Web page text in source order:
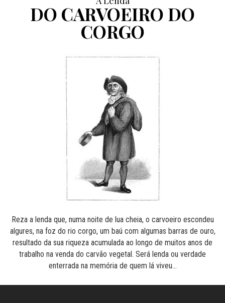
DO CARVOEIRO DO
CORGO
Reza a lenda que, numa noite de lua cheia, o carvoeiro escondeu
algures, na foz do rio corgo, um baú com algumas barras de ouro,
resultado da sua riqueza acumulada ao longo de muitos anos de
trabalho na venda do carvão vegetal. Será lenda ou verdade
enterrada na memória de quem lá viveu…